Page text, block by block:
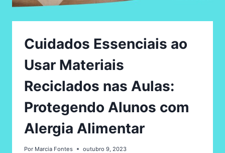
Cuidados Essenciais ao
Usar Materiais
Reciclados nas Aulas:
Protegendo Alunos com
Alergia Alimentar
Por Marcia Fontes outubro 9, 2023